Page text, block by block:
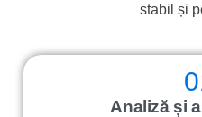
stabil și
Analiză și